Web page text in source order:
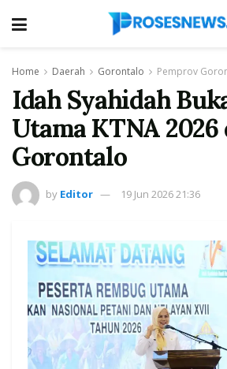
Home Daerah Gorontalo Pemprov
Idah Syahidah
Utama KTNA 2026
Gorontalo
by Editor 19 Jun 2026 21:36